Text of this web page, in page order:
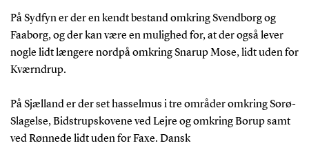
På Sydfyn er der en kendt bestand omkring Svendborg og
Faaborg, og der kan være en mulighed for, at der også lever
nogle lidt længere nordpå omkring Snarup Mose, lidt uden for
Kværndrup.
På Sjælland er der set hasselmus i tre områder omkring Sorø-
Slagelse, Bidstrupskovene ved Lejre og omkring Borup samt
ved Rønnede lidt uden for Faxe. Dansk